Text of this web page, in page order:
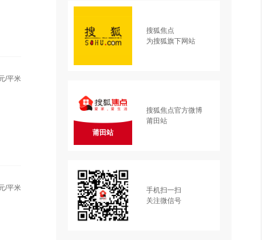
/平米
/平米
搜狐焦点
为搜狐旗下网站
莆田站
搜狐焦点官方微博
莆田站
手机扫一扫
关注微信号